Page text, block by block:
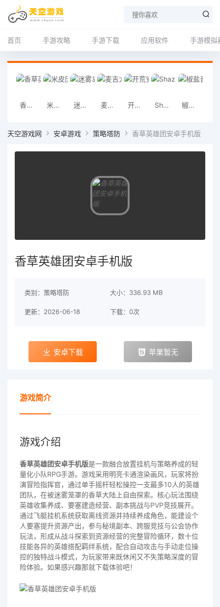
首页 手游攻略 手游下载 应用软件 手游模拟
香草英雄团安卓手机版 米皮历险记安卓手机版 迷雾岛屿求生安卓手机版 麦吉大改造安卓手机版 开荒安卓手机版 Shazam安卓版 椒盐音乐安卓版
天空游戏网 安卓游戏 策略塔防 香草英雄团安卓手机版
香草英雄团安卓手机版
类别：策略塔防 大小：336.93 MB
更新：2026-06-18 下载：0次
安卓下载 苹果暂无
游戏简介
游戏介绍
香草英雄团安卓手机版是一款融合放置挂机与策略养成的轻
量化小队RPG手游。游戏采用明亮卡通渲染画风，玩家将扮
演冒险指挥官，通过单手摇杆轻松操控一支最多10人的英雄
团队，在被迷雾笼罩的香草大陆上自由探索。核心玩法围绕
英雄收集养成、要塞建造经营、副本挑战与PVP竞技展开。
通过飞艇挂机系统获取离线资源并持续养成角色，能建设个
人要塞提升资源产出，参与秘境副本、跨服竞技与公会协作
玩法，形成从战斗探索到资源经营的完整冒险循环，数十位
技能各异的英雄搭配羁绊系统，配合自动攻击与手动走位操
控的独特战斗模式，为玩家带来既休闲又不失策略深度的冒
险体验。如果感兴趣那就下载体验吧！